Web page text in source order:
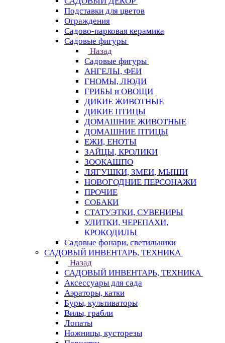
Подставки для цветов
Ограждения
Садово-парковая керамика
Садовые фигуры
Назад
Садовые фигуры
АНГЕЛЫ, ФЕИ
ГНОМЫ, ЛЮДИ
ГРИБЫ и ОВОЩИ
ДИКИЕ ЖИВОТНЫЕ
ДИКИЕ ПТИЦЫ
ДОМАШНИЕ ЖИВОТНЫЕ
ДОМАШНИЕ ПТИЦЫ
ЕЖИ, ЕНОТЫ
ЗАЙЦЫ, КРОЛИКИ
ЗООКАШПО
ЛЯГУШКИ, ЗМЕИ, МЫШИ
НОВОГОДНИЕ ПЕРСОНАЖИ
ПРОЧИЕ
СОБАКИ
СТАТУЭТКИ, СУВЕНИРЫ
УЛИТКИ, ЧЕРЕПАХИ,
КРОКОДИЛЫ
Садовые фонари, светильники
САДОВЫЙ ИНВЕНТАРЬ, ТЕХНИКА
Назад
САДОВЫЙ ИНВЕНТАРЬ, ТЕХНИКА
Аксессуары для сада
Аэраторы, катки
Буры, культиваторы
Вилы, грабли
Лопаты
Ножницы, кусторезы